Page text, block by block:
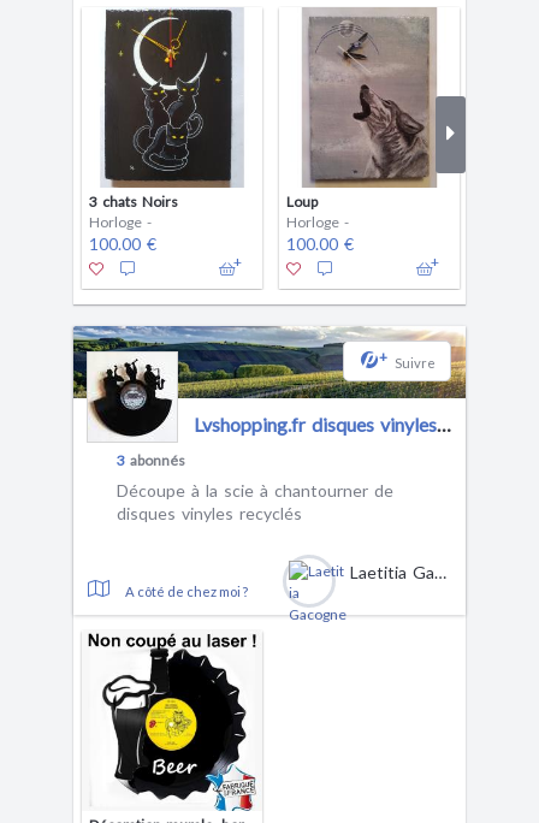
3 chats Noirs
Horloge -
100.00 €
Loup
Horloge -
100.00 €
+ Suivre
Lvshopping.fr disques vinyles horloge
3 abonnés
Découpe à la scie à chantourner de
disques vinyles recyclés
A côté de chez moi ?
Laetitia Gacogne